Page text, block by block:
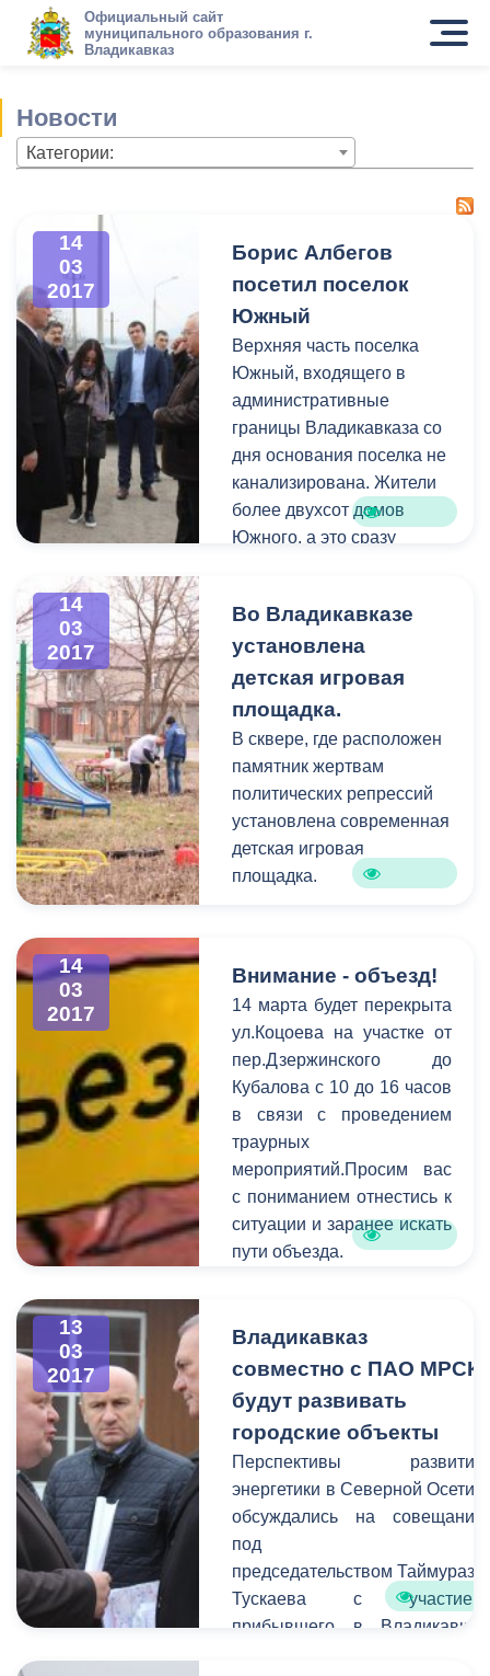
Официальный сайт
муниципального образования г.
Владикавказ
Новости
Категории:
14
03
2017
Борис Албегов
посетил поселок
Южный
Верхняя часть поселка
Южный, входящего в
административные
границы Владикавказа со
дня основания поселка не
канализирована. Жители
более двухсот домов
Южного, а это сразу
сточных вод.
14
03
2017
Во Владикавказе
установлена
детская игровая
площадка.
В сквере, где расположен
памятник жертвам
политических репрессий
установлена современная
детская игровая
площадка.
14
03
2017
Внимание - объезд!
14 марта будет перекрыта
ул.Коцоева на участке от
пер.Дзержинского до
Кубалова с 10 до 16 часов
в связи с проведением
траурных
мероприятий.Просим вас
с пониманием отнестись к
ситуации и заранее искать
пути объезда.
необходимо
своевременно сообщать
информацию о
планируемом перекрытии
в администрацию города.
Смысл этого оповещения
состоит в том, чтобы АМС
г. Владикавказ имела
возможность
предупредить остальных
граждан города о
13
03
2017
Владикавказ
совместно с ПАО МРСК
будут развивать
городские объекты
Перспективы развития
энергетики в Северной Осетии
обсуждались на совещании
под
председательством Таймураза
Тускаева с участием
прибывшего в Владикавказ